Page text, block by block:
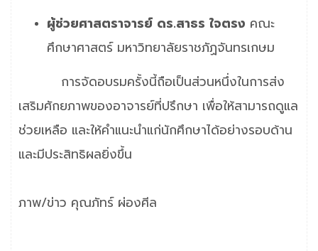
ผู้ช่วยศาสตราจารย์ ดร.สาธร ใจตรง คณะ
ศึกษาศาสตร์ มหาวิทยาลัยราชภัฏจันทรเกษม
การจัดอบรมครั้งนี้ถือเป็นส่วนหนึ่งในการส่ง
เสริมศักยภาพของอาจารย์ที่ปรึกษา เพื่อให้สามารถดูแล
ช่วยเหลือ และให้คำแนะนำแก่นักศึกษาได้อย่างรอบด้าน
และมีประสิทธิผลยิ่งขึ้น
ภาพ/ข่าว คุณภัทร์ ผ่องศีล